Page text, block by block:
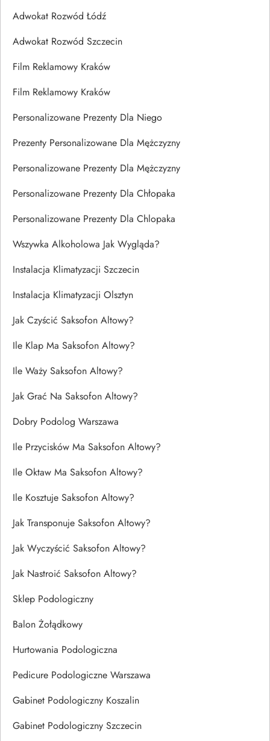
Adwokat Rozwód Łódź
Adwokat Rozwód Szczecin
Film Reklamowy Kraków
Film Reklamowy Kraków
Personalizowane Prezenty Dla Niego
Prezenty Personalizowane Dla Mężczyzny
Personalizowane Prezenty Dla Mężczyzny
Personalizowane Prezenty Dla Chłopaka
Personalizowane Prezenty Dla Chlopaka
Wszywka Alkoholowa Jak Wygląda?
Instalacja Klimatyzacji Szczecin
Instalacja Klimatyzacji Olsztyn
Jak Czyścić Saksofon Altowy?
Ile Klap Ma Saksofon Altowy?
Ile Waży Saksofon Altowy?
Jak Grać Na Saksofon Altowy?
Dobry Podolog Warszawa
Ile Przycisków Ma Saksofon Altowy?
Ile Oktaw Ma Saksofon Altowy?
Ile Kosztuje Saksofon Altowy?
Jak Transponuje Saksofon Altowy?
Jak Wyczyścić Saksofon Altowy?
Jak Nastroić Saksofon Altowy?
Sklep Podologiczny
Balon Żołądkowy
Hurtowania Podologiczna
Pedicure Podologiczne Warszawa
Gabinet Podologiczny Koszalin
Gabinet Podologiczny Szczecin